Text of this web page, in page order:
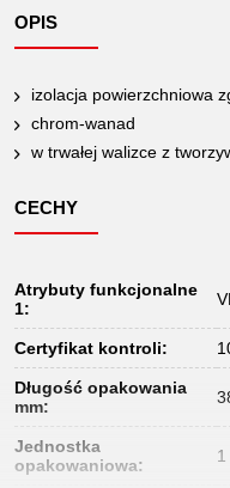
OPIS
izolacja powierzchniowa
chrom-wanad
w trwałej walizce z
CECHY
Atrybuty funkcjonalne
1:
Certyfikat kontroli:
Długość opakowania
mm:
Jednostka
opakowaniowa:
1